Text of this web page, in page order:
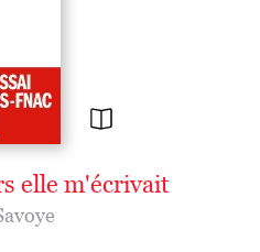
elle m'écrivait